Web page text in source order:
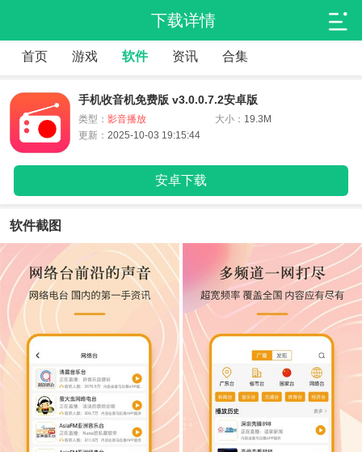
下载详情
首页 游戏 软件 资讯 合集
手机收音机免费版 v3.0.0.7.2安卓版
类型： 影音播放 大小： 19.3M
更新： 2025-10-03 19:15:44
安卓下载
软件截图